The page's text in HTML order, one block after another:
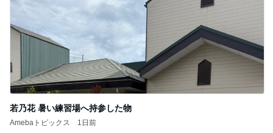
若乃花 暑い練習場へ持参した物
Amebaトピックス 1日前